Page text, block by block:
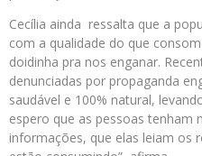
Cecília ainda ressalta que a
com a qualidade do que
doidinha pra nos enganar.
denunciadas por propaganda
saudável e 100% natural,
espero que as pessoas tenham
informações, que elas leiam os